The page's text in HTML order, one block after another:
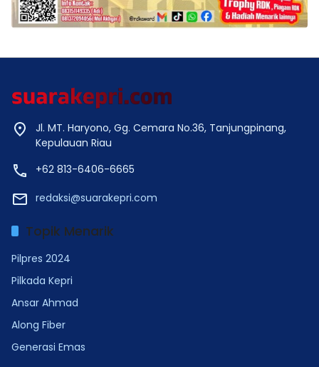
Jl. MT. Haryono, Gg. Cemara No.36, Tanjungpinang,
Kepulauan Riau
+62 813-6406-6665
redaksi@suarakepri.com
Topik Menarik
Pilpres 2024
Pilkada Kepri
Ansar Ahmad
Along Fiber
Generasi Emas